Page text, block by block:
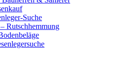
Suche
Rutschhemmung